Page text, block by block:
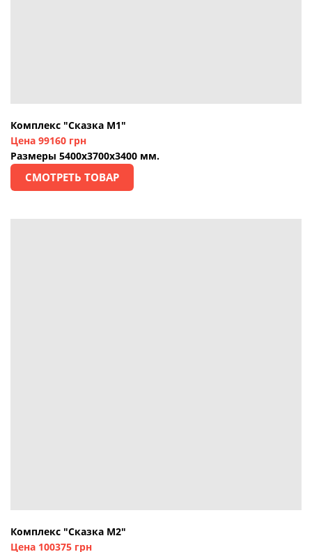
Комплекс "Сказка М1"
Цена 99160 грн
Размеры 5400х3700х3400 мм.
СМОТРЕТЬ ТОВАР
Комплекс "Сказка М2"
Цена 100375 грн